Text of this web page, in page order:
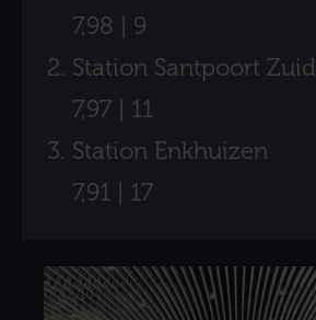
7,98 | 9
Station Santpoort Zuid
7,97 | 11
Station Enkhuizen
7,91 | 17